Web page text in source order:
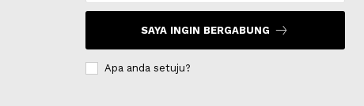
SAYA INGIN BERGABUNG
Apa anda setuju?